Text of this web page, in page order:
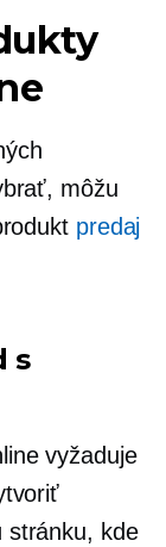
môžu
predaj
s
vyžaduje
stránku, kde